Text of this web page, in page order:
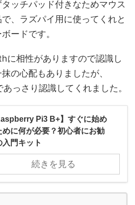
ッチパッド付きなためマウス
、ラズパイ用に使ってくれと
ードです。
に相性がありますので認識し
の心配もありましたが、
っさり認識してくれました。
Pi3 B+】すぐに始め
めに何が必要？初心者にお勧
入門キット
続きを見る